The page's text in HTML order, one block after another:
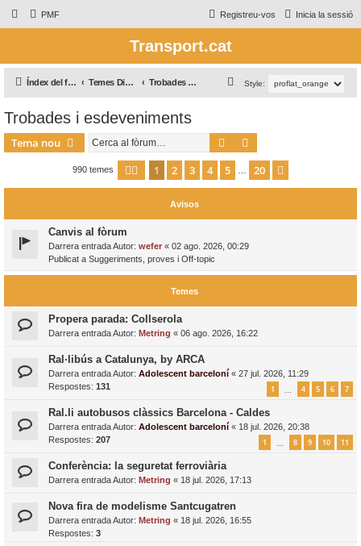
PMF Inicia la sessió
Registreu-vos
Transport.cat
Índex del fòrum Temes Diversos / Temas Varios Trobades i esdeveniments Style:
e
Trobades i esdeveniments
Tema nou Cerca
990 temes Pàgina de 20
1 2 3 4 5 20
Avisos
Canvis al fòrum
Darrera entrada Autor: wefer « 02 ago. 2026, 00:29
Publicat a Suggeriments, proves i Off-topic
Temes
Propera parada: Collserola
Darrera entrada Autor: Metring « 06 ago. 2026, 16:22
Ral·libús a Catalunya, by ARCA
Darrera entrada Autor: Adolescent barceloní « 27 jul. 2026, 11:29
Respostes: 131 1 4 5 6 7
Ral.li autobusos clàssics Barcelona - Caldes
Darrera entrada Autor: Adolescent barceloní « 18 jul. 2026, 20:38
Respostes: 207 1 8 9 10 11
Conferència: la seguretat ferroviària
Darrera entrada Autor: Metring « 18 jul. 2026, 17:13
Nova fira de modelisme Santcugatren
Darrera entrada Autor: Metring « 18 jul. 2026, 16:55
Respostes: 3